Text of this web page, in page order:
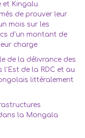
et Kingalu
de prouver leur
mois sur les
d’un montant de
charge
de la délivrance des
de la RDC et au
littéralement
la Mongala